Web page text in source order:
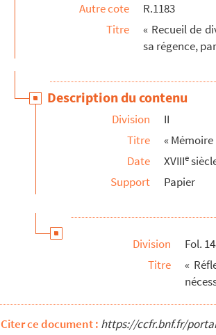
1355. « Table des censitaires de la paroisse
1357. « Mémoire sur la Provence. » — État
1358. « Mémoire concernant la généralité
1362. « Recueil des dellibérations du
1363. « Table alphabétique des principales
1364. « Suite du premier registre » du
1365. Résumé, en forme de journal, de ce qui
1366. « Mercuriales contre dix officiers du
1367. Copies des lettres écrites par les consuls
1368. Recueil d'actes notariés, presque tous
Autre cote
R.1183
Titre
« Recueil de
sa régence,
Description du contenu
Division
II
Titre
«
Date
XVIIIe
Support
Papier
Division
Fol.
Titre
«
Citer ce document : https://ccfr.bnf.fr/